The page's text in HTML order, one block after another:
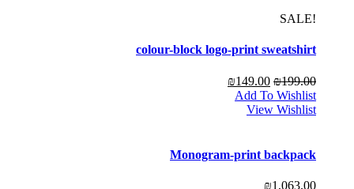
!SALE
colour-block logo-print sweatshirt
₪199.00
₪149.00
Add To Wishlist
View Wishlist
Monogram-print backpack
₪1,063.00